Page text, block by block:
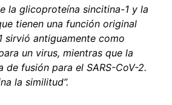
la glicoproteína sincitina-1 y la
tienen una función original
sirvió antiguamente como
un virus, mientras que la
de fusión para el SARS-CoV-2.
la similitud”.